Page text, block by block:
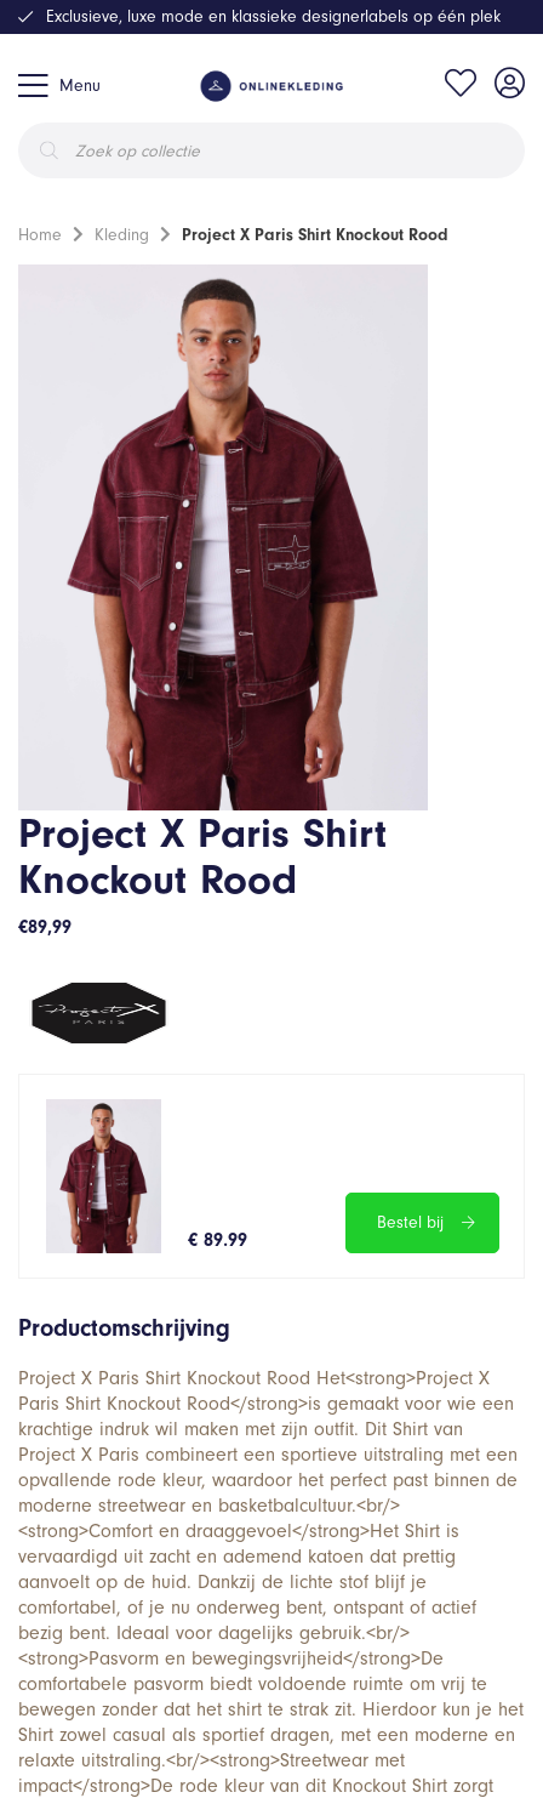
Menu
zoeken
Exclusieve, luxe mode en klassieke designerlabels op één plek
Home Kleding Project X Paris Shirt Knockout Rood
Project X Paris Shirt
Knockout Rood
€89,99
€ 89.99
Bestel bij
Productomschrijving
Project X Paris Shirt Knockout Rood Het<strong>Project X
Paris Shirt Knockout Rood</strong>is gemaakt voor wie een
krachtige indruk wil maken met zijn outfit. Dit Shirt van
Project X Paris combineert een sportieve uitstraling met een
opvallende rode kleur, waardoor het perfect past binnen de
moderne streetwear en basketbalcultuur.<br/>
<strong>Comfort en draaggevoel</strong>Het Shirt is
vervaardigd uit zacht en ademend katoen dat prettig
aanvoelt op de huid. Dankzij de lichte stof blijf je
comfortabel, of je nu onderweg bent, ontspant of actief
bezig bent. Ideaal voor dagelijks gebruik.<br/>
<strong>Pasvorm en bewegingsvrijheid</strong>De
comfortabele pasvorm biedt voldoende ruimte om vrij te
bewegen zonder dat het shirt te strak zit. Hierdoor kun je het
Shirt zowel casual als sportief dragen, met een moderne en
relaxte uitstraling.<br/><strong>Streetwear met
impact</strong>De rode kleur van dit Knockout Shirt zorgt